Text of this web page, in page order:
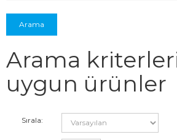
Arama
uygun ürünler
Sırala: